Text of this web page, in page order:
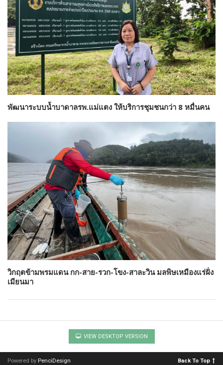
พัฒนาระบบน้ำบาดาลรพ.แม่แตง ให้บริการชุมชนกว่า 8 หมื่นคน
วิกฤตข้ามพรมแดน กก-สาย-รวก-โขง-สาละวิน มลพิษเหมืองแร่ฝั่ง
เมียนมา
VIEW DESKTOP VERSION
Powered by PenciDesign Back To Top